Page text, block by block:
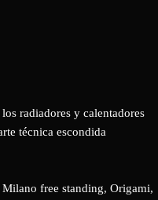
radiadores y calentadores
técnica escondida
Milano free standing, Origami,